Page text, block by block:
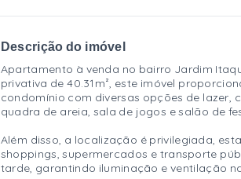
Descrição do imóvel
Apartamento à venda no bairro Jardim
privativa de 40.31m², este imóvel
condomínio com diversas opções de lazer,
quadra de areia, sala de jogos e salão de
Além disso, a localização é privilegiada,
shoppings, supermercados e transporte
tarde, garantindo iluminação e ventilação